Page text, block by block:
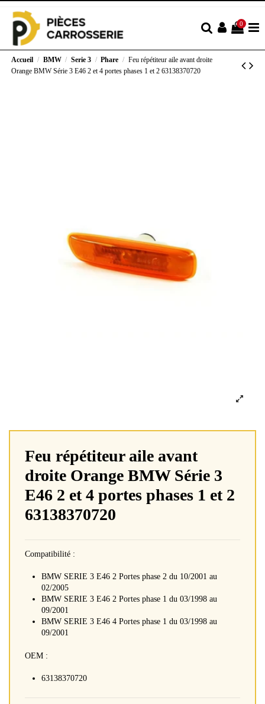
0
Accueil BMW Serie 3 Phare
Feu répétiteur aile avant droite
Orange BMW Série 3 E46 2 et 4 portes phases 1 et 2 63138370720
Feu répétiteur aile avant
droite Orange BMW Série 3
E46 2 et 4 portes phases 1 et 2
63138370720
Compatibilité :
BMW SERIE 3 E46 2 Portes phase 2 du 10/2001 au
02/2005
BMW SERIE 3 E46 2 Portes phase 1 du 03/1998 au
09/2001
BMW SERIE 3 E46 4 Portes phase 1 du 03/1998 au
09/2001
OEM :
63138370720